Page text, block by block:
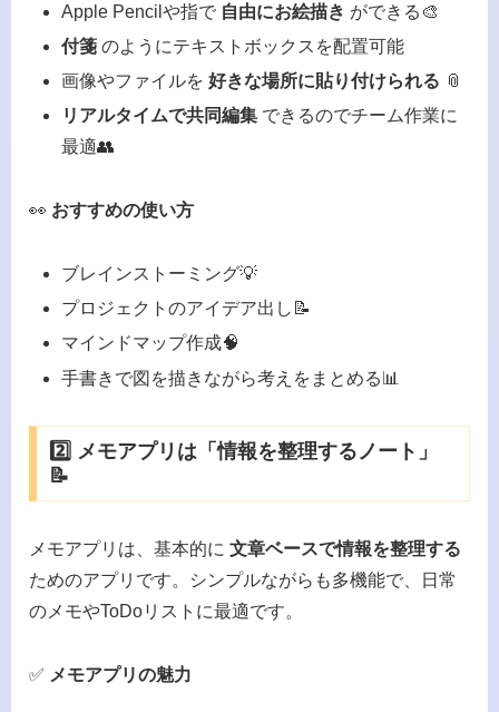
Apple Pencilや指で 自由にお絵描き ができる🎨
付箋 のようにテキストボックスを配置可能
画像やファイルを好きな場所に貼り付けられる 📎
リアルタイムで共同編集 できるのでチーム作業に
最適👥
👀 おすすめの使い方
ブレインストーミング💡
プロジェクトのアイデア出し📝
マインドマップ作成🧠
手書きで図を描きながら考えをまとめる📊
2️⃣ メモアプリは「情報を整理するノート」
📝
メモアプリは、基本的に 文章ベースで情報を整理する
ためのアプリです。シンプルながらも多機能で、日常
のメモやToDoリストに最適です。
✅ メモアプリの魅力